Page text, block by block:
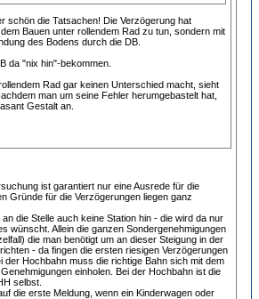
schön die Tatsachen! Die Verzögerung hat
Bauen unter rollendem Rad zu tun, sondern mit
des Bodens durch die DB.
da "nix hin"-bekommen.
Rad gar keinen Unterschied macht, sieht
man um seine Fehler herumgebastelt hat,
Gestalt an.
ist garantiert nur eine Ausrede für die
Gründe für die Verzögerungen liegen ganz
die Stelle auch keine Station hin - die wird da nur
wünscht. Allein die ganzen Sondergenehmigungen
die man benötigt um an dieser Steigung in der
- da fingen die ersten riesigen Verzögerungen
der Hochbahn muss die richtige Bahn sich mit dem
einholen. Bei der Hochbahn ist die
selbst.
die erste Meldung, wenn ein Kinderwagen oder